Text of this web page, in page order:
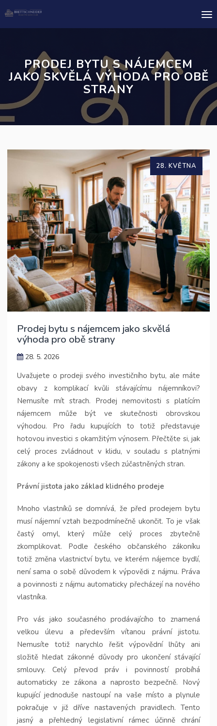
PRODEJ BYTU S NÁJEMCEM
JAKO SKVĚLÁ VÝHODA PRO OBĚ
STRANY
Prodej bytu s nájemcem jako skvělá
výhoda pro obě strany
28. 5. 2026
28. KVĚTNA
Uvažujete o prodeji svého investičního bytu, ale máte
obavy z komplikací kvůli stávajícímu nájemníkovi?
Nemusíte mít strach. Prodej nemovitosti s platícím
nájemcem může být ve skutečnosti obrovskou
výhodou. Pro řadu kupujících to totiž představuje
hotovou investici s okamžitým výnosem. Přečtěte si, jak
celý proces zvládnout v klidu, v souladu s platnými
zákony a ke spokojenosti všech zúčastněných stran.
Právní jistota jako základ klidného prodeje
Mnoho vlastníků se domnívá, že před prodejem bytu
musí nájemní vztah bezpodmínečně ukončit. To je však
častý omyl, který může celý proces zbytečně
zkomplikovat. Podle českého občanského zákoníku
totiž změna vlastnictví bytu, ve kterém nájemce bydlí,
není sama o sobě důvodem k výpovědi z nájmu. Práva
a povinnosti z nájmu automaticky přecházejí na nového
vlastníka.
Pro vás jako současného prodávajícího to znamená
velkou úlevu a především vítanou právní jistotu.
Nemusíte totiž narychlo řešit výpovědní lhůty ani
složitě hledat zákonné důvody pro ukončení stávající
smlouvy. Celý převod práv i povinností probíhá
automaticky ze zákona a naprosto bezpečně. Nový
kupující jednoduše nastoupí na vaše místo a plynule
pokračuje v již dříve nastavených pravidlech. Tento
jasný a přehledný legislativní rámec účinně chrání